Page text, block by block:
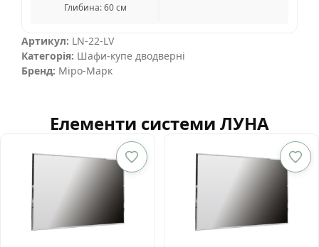
Глибина: 60 см
Артикул: LN-22-LV
Категорія: Шафи-купе дводверні
Бренд: Міро-Марк
Елементи системи ЛУНА